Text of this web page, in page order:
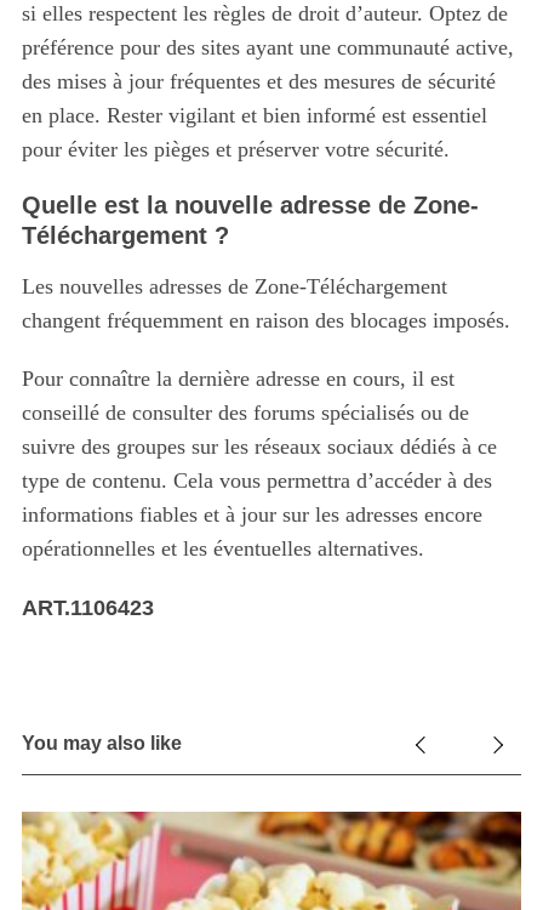
si elles respectent les règles de droit d’auteur. Optez de
préférence pour des sites ayant une communauté active,
des mises à jour fréquentes et des mesures de sécurité
en place. Rester vigilant et bien informé est essentiel
pour éviter les pièges et préserver votre sécurité.
Quelle est la nouvelle adresse de Zone-
Téléchargement ?
Les nouvelles adresses de Zone-Téléchargement
changent fréquemment en raison des blocages imposés.
Pour connaître la dernière adresse en cours, il est
conseillé de consulter des forums spécialisés ou de
suivre des groupes sur les réseaux sociaux dédiés à ce
type de contenu. Cela vous permettra d’accéder à des
informations fiables et à jour sur les adresses encore
opérationnelles et les éventuelles alternatives.
ART.1106423
You may also like